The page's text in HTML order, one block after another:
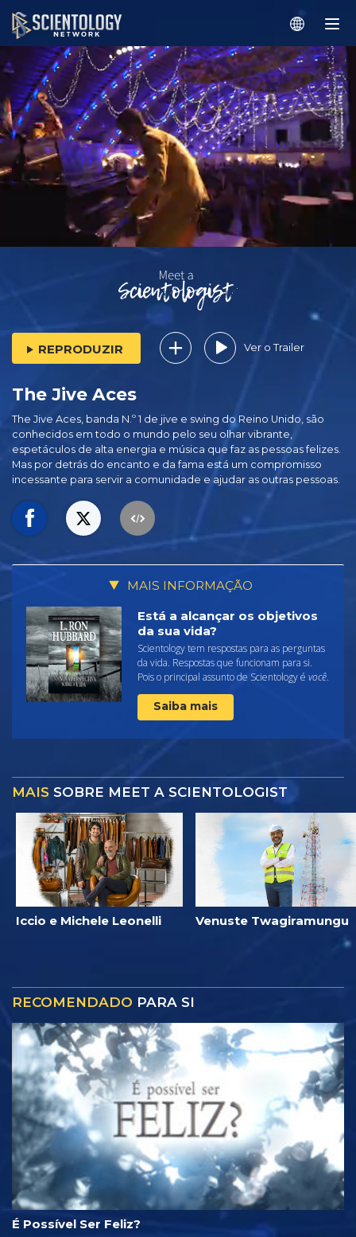
REPRODUZIR Ver o Trailer
The Jive Aces
The Jive Aces, banda N.º 1 de jive e swing do Reino Unido, são
conhecidos em todo o mundo pelo seu olhar vibrante,
espetáculos de alta energia e música que faz as pessoas felizes.
Mas por detrás do encanto e da fama está um compromisso
incessante para servir a comunidade e ajudar as outras pessoas.
MAIS INFORMAÇÃO
Está a alcançar os objetivos
da sua vida?
Scientology tem respostas para as perguntas
da vida. Respostas que funcionam para si.
Pois o principal assunto de Scientology é você.
Saiba mais
MAIS SOBRE MEET A SCIENTOLOGIST
Iccio e Michele Leonelli Venuste Twagiramungu
RECOMENDADO PARA SI
É Possível Ser Feliz?